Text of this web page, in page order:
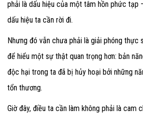
phải là dấu hiệu của một tâm hồn phức tạp
dấu hiệu ta cần rời đi.
Nhưng đó vẫn chưa phải là giải phóng thực
để hiểu một sự thật quan trọng hơn: bản
độc hại trong ta đã bị hủy hoại bởi những
tổn thương.
Giờ đây, điều ta cần làm không phải là cam